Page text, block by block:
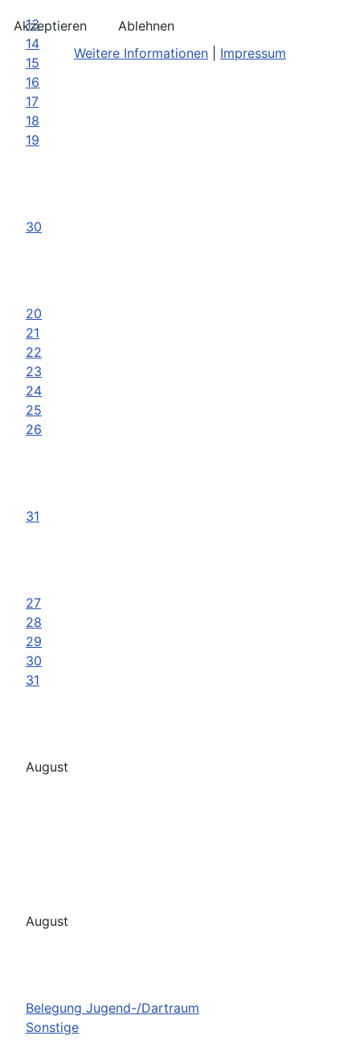
13
14
15
16
17
18
19
30
20
21
22
23
24
25
26
31
27
28
29
30
31
August
August
Belegung Jugend-/Dartraum
Sonstige
Akzeptieren
Ablehnen
Weitere Informationen
Impressum